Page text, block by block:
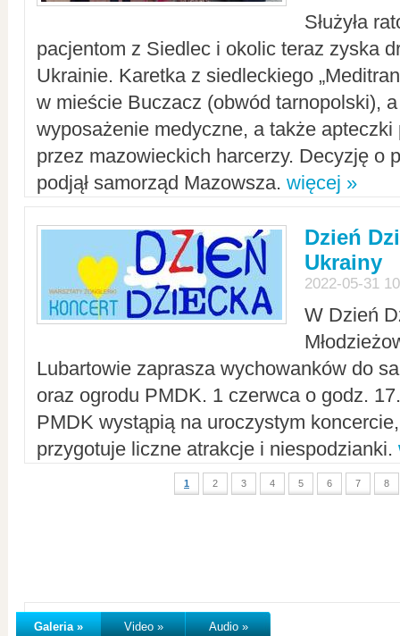
Służyła
pacjentom z Siedlec i okolic teraz zyska
Ukrainie. Karetka z siedleckiego
w mieście Buczacz (obwód tarnopolski),
wyposażenie medyczne, a także apteczki
przez mazowieckich harcerzy. Decyzję o
podjął samorząd Mazowsza. więcej »
Dzień
Ukrainy
2022-05-31
W Dzień
Lubartowie zaprasza wychowanków do
oraz ogrodu PMDK. 1 czerwca o godz.
PMDK wystąpią na uroczystym
przygotuje liczne atrakcje i niespodzianki.
1 2 3 4 5 6 7 8
Galeria » Video » Audio »